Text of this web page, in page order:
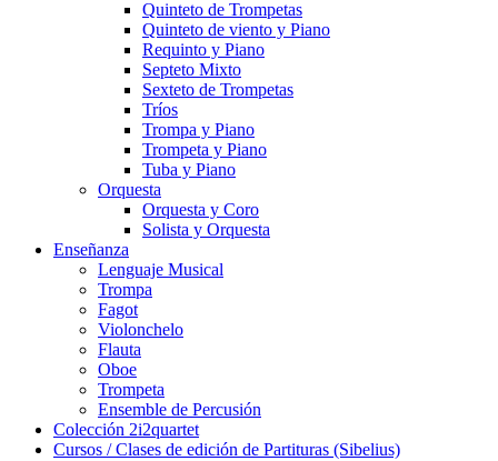
Quinteto de Trompetas
Quinteto de viento y Piano
Requinto y Piano
Septeto Mixto
Sexteto de Trompetas
Tríos
Trompa y Piano
Trompeta y Piano
Tuba y Piano
Orquesta
Orquesta y Coro
Solista y Orquesta
Enseñanza
Lenguaje Musical
Trompa
Fagot
Violonchelo
Flauta
Oboe
Trompeta
Ensemble de Percusión
Colección 2i2quartet
Cursos / Clases de edición de Partituras (Sibelius)